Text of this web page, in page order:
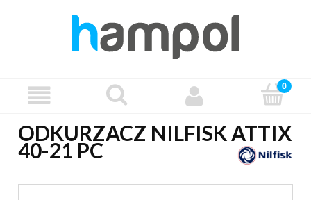
ODKURZACZ NILFISK ATTIX
40-21 PC